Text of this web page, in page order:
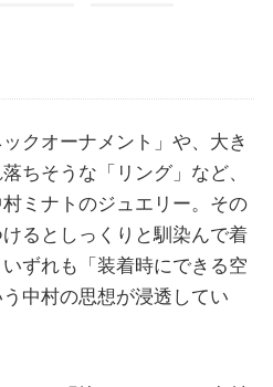
クオーナメント」や、大き
ちそうな「リング」など、
ミナトのジュエリー。その
るとしっくりと馴染んで着
ずれも「装着時にできる空
中村の思想が浸透してい